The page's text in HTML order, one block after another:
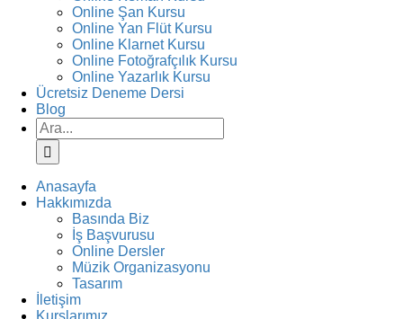
Online Şan Kursu
Online Yan Flüt Kursu
Online Klarnet Kursu
Online Fotoğrafçılık Kursu
Online Yazarlık Kursu
Ücretsiz Deneme Dersi
Blog
Ara:
Anasayfa
Hakkımızda
Basında Biz
İş Başvurusu
Online Dersler
Müzik Organizasyonu
Tasarım
İletişim
Kurslarımız